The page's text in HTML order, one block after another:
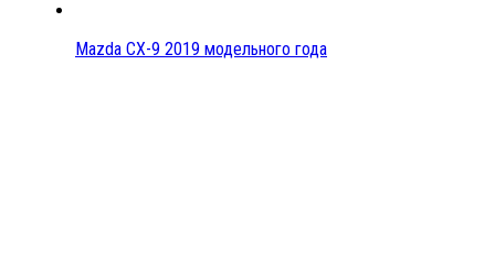
Mazda CX-9 2019 модельного года